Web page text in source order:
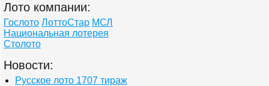
Лото компании:
Гослото ЛоттоСтар МСЛ
Национальная лотерея
Столото
Новости:
Русское лото 1707 тираж